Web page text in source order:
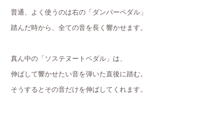
普通、よく使うのは右の「ダンパーペダル」
踏んだ時から、全ての音を長く響かせます。
真ん中の「ソステヌートペダル」は、
伸ばして響かせたい音を弾いた直後に踏む。
そうするとその音だけを伸ばしてくれます。